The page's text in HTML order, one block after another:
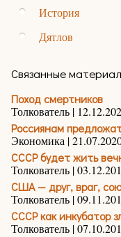
История
Дятлов
Связанные
Поход смертников
Толкователь |
Россиянам
Экономика |
СССР будет жить
Толкователь |
США — друг, враг,
Толкователь |
СССР как инкубатор
Толкователь |